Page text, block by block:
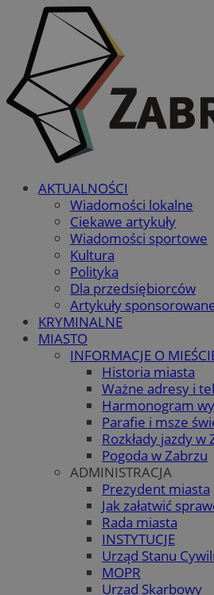
AKTUALNOŚCI
Wiadomości lokalne
Ciekawe artykuły
Wiadomości sportowe
Kultura
Polityka
Dla przedsiębiorców
Artykuły
KRYMINALNE
MIASTO
INFORMACJE O
Historia miasta
Ważne adresy i
Harmonogram
Parafie i msze
Rozkłady jazdy w
Pogoda w Zabrzu
ADMINISTRACJA
Prezydent miasta
Jak załatwić
Rada miasta
INSTYTUCJE
Urząd Stanu
MOPR
Urząd Skarbowy